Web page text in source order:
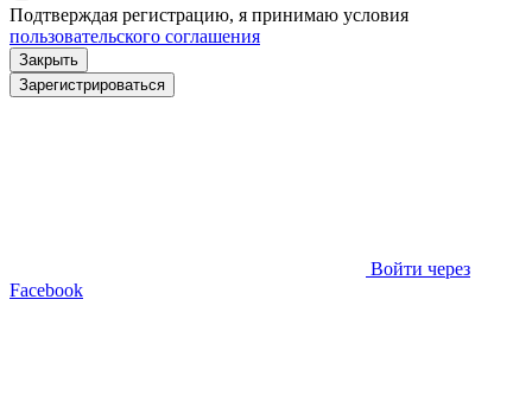
Подтверждая регистрацию, я принимаю условия
пользовательского соглашения
Закрыть
Зарегистрироваться
Войти через
Facebook